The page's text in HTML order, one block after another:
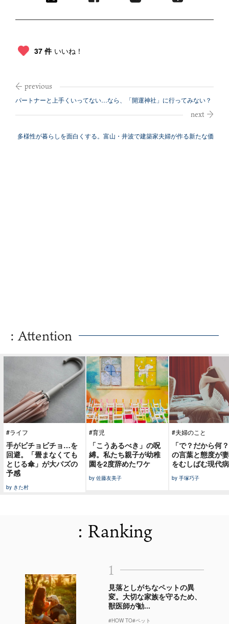
37 件 いいね！
パートナーと上手くいってない…なら、「開運神社」に行ってみない？
多様性が暮らしを面白くする。富山・井波で建築家夫婦が作る新たな価
: Attention
#ライフ
手がビチョビチョ…を
回避。「畳まなくても
とじる傘」が大バズの
予感
by きた村
#育児
「こうあるべき」の呪
縛。私たち親子が幼稚
園を2度辞めたワケ
by 佐藤友美子
#夫婦のこと
「で？だから何
の言葉と態度が
をむしばむ現代病
by 手塚巧子
: Ranking
1
見落としがちなペットの異
変。大切な家族を守るため、
獣医師が勧...
#HOW TO#ペット